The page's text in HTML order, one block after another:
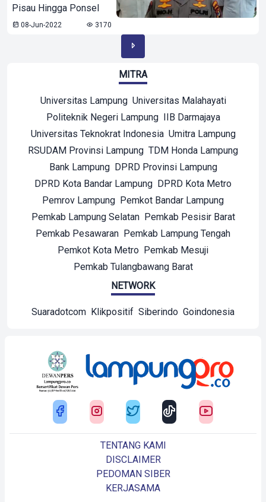
Pisau Hingga Ponsel
08-Jun-2022 3170
MITRA
Universitas Lampung Universitas Malahayati
Politeknik Negeri Lampung IIB Darmajaya
Universitas Teknokrat Indonesia Umitra Lampung
RSUDAM Provinsi Lampung TDM Honda Lampung
Bank Lampung DPRD Provinsi Lampung
DPRD Kota Bandar Lampung DPRD Kota Metro
Pemrov Lampung Pemkot Bandar Lampung
Pemkab Lampung Selatan Pemkab Pesisir Barat
Pemkab Pesawaran Pemkab Lampung Tengah
Pemkot Kota Metro Pemkab Mesuji
Pemkab Tulangbawang Barat
NETWORK
Suaradotcom Klikpositif Siberindo Goindonesia
TENTANG KAMI
DISCLAIMER
PEDOMAN SIBER
KERJASAMA